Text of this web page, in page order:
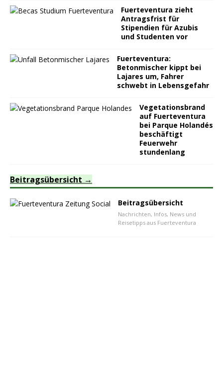
Fuerteventura zieht
Antragsfrist für
Stipendien für Azubis
und Studenten vor
Fuerteventura:
Betonmischer kippt bei
Lajares um, Fahrer
schwebt in Lebensgefahr
Vegetationsbrand
auf Fuerteventura
bei Parque Holandés
beschäftigt
Feuerwehr
stundenlang
Beitragsübersicht
Beitragsübersicht
Nachrichten, Infos, News und
Reisetipps aus Fuerteventura